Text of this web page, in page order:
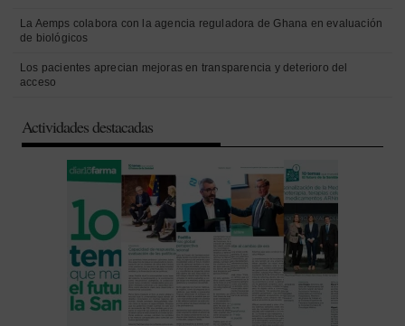
La Aemps colabora con la agencia reguladora de Ghana en evaluación
de biológicos
Los pacientes aprecian mejoras en transparencia y deterioro del
acceso
Actividades destacadas